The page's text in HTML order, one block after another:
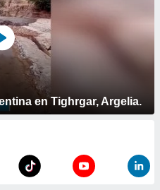
en Tighrgar, Argelia.